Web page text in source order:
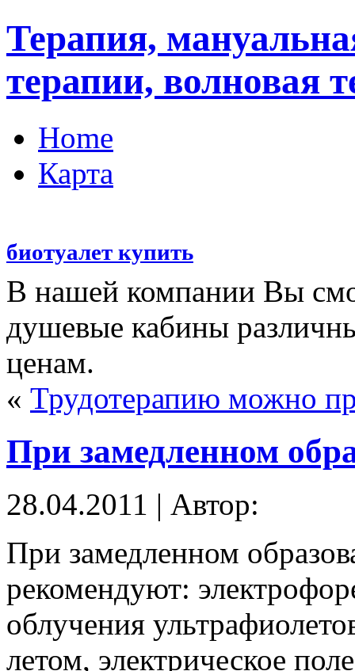
Терапия,
терапии, волновая
Home
Карта
биотуалет купить
В нашей компании Вы
душевые кабины
ценам.
« Трудотерапию можно
При замедленном
28.04.2011 | Автор:
При замедленном
рекомендуют:
облучения
летом, электрическое